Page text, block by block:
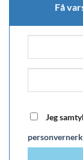
Få
Jeg